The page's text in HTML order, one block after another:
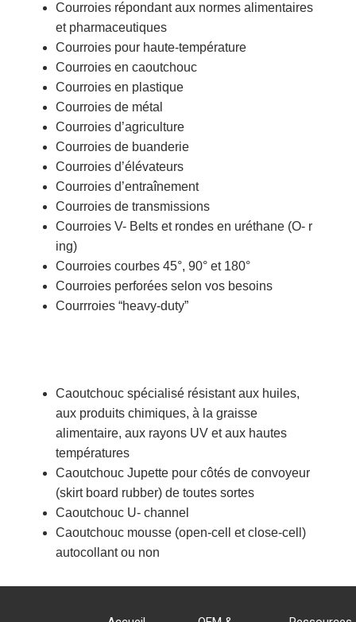
Courroies répondant aux normes alimentaires
et pharmaceutiques
Courroies pour haute-température
Courroies en caoutchouc
Courroies en plastique
Courroies de métal
Courroies d’agriculture
Courroies de buanderie
Courroies d’élévateurs
Courroies d’entraînement
Courroies de transmissions
Courroies V- Belts et rondes en uréthane (O- r
ing)
Courroies courbes 45°, 90° et 180°
Courroies perforées selon vos besoins
Courrroies “heavy-duty”
Caoutchouc spécialisé résistant aux huiles,
aux produits chimiques, à la graisse
alimentaire, aux rayons UV et aux hautes
températures
Caoutchouc Jupette pour côtés de convoyeur
(skirt board rubber) de toutes sortes
Caoutchouc U- channel
Caoutchouc mousse (open-cell et close-cell)
autocollant ou non